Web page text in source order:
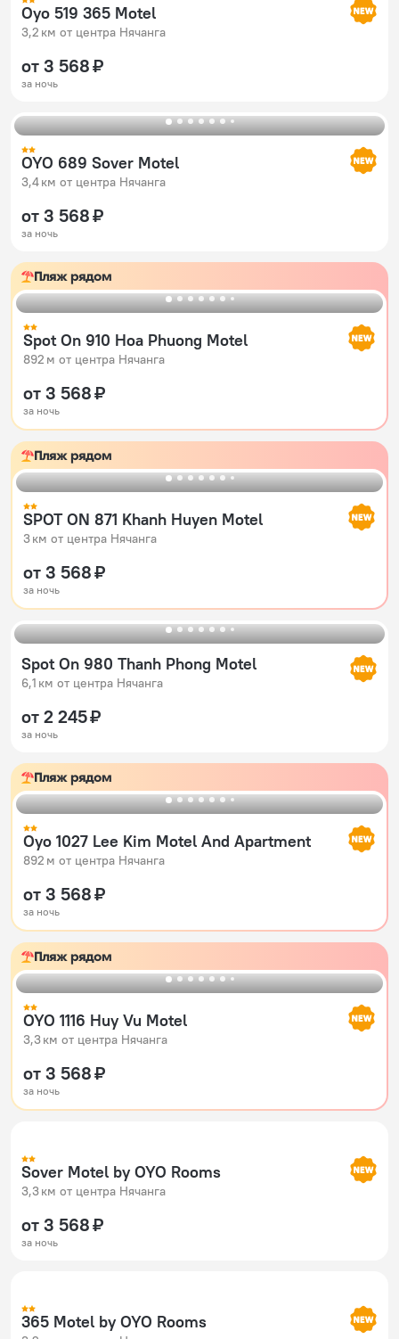
Oyo 519 365 Motel
3,2 км от центра Нячанга
от 3 568 ₽
за ночь
OYO 689 Sover Motel
3,4 км от центра Нячанга
от 3 568 ₽
за ночь
Пляж рядом
Spot On 910 Hoa Phuong Motel
892 м от центра Нячанга
от 3 568 ₽
за ночь
Пляж рядом
SPOT ON 871 Khanh Huyen Motel
3 км от центра Нячанга
от 3 568 ₽
за ночь
Spot On 980 Thanh Phong Motel
6,1 км от центра Нячанга
от 2 245 ₽
за ночь
Пляж рядом
Oyo 1027 Lee Kim Motel And Apartment
892 м от центра Нячанга
от 3 568 ₽
за ночь
Пляж рядом
OYO 1116 Huy Vu Motel
3,3 км от центра Нячанга
от 3 568 ₽
за ночь
Sover Motel by OYO Rooms
3,3 км от центра Нячанга
от 3 568 ₽
за ночь
365 Motel by OYO Rooms